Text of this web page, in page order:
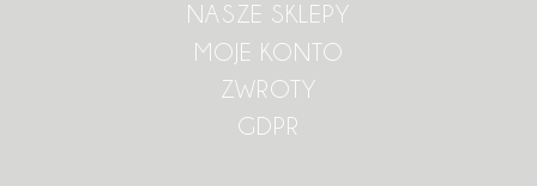
NASZE SKLEPY
MOJE KONTO
ZWROTY
GDPR